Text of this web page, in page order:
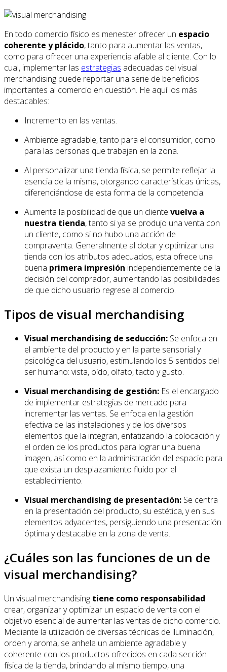
En todo comercio físico es menester ofrecer un espacio
coherente y plácido, tanto para aumentar las ventas,
como para ofrecer una experiencia afable al cliente. Con lo
cual, implementar las estrategias adecuadas del visual
merchandising puede reportar una serie de beneficios
importantes al comercio en cuestión. He aquí los más
destacables:
Incremento en las ventas.
Ambiente agradable, tanto para el consumidor, como
para las personas que trabajan en la zona.
Al personalizar una tienda física, se permite reflejar la
esencia de la misma, otorgando características únicas,
diferenciándose de esta forma de la competencia.
Aumenta la posibilidad de que un cliente vuelva a
nuestra tienda, tanto si ya se produjo una venta con
un cliente, como si no hubo una acción de
compraventa. Generalmente al dotar y optimizar una
tienda con los atributos adecuados, esta ofrece una
buena primera impresión independientemente de la
decisión del comprador, aumentando las posibilidades
de que dicho usuario regrese al comercio.
Tipos de visual merchandising
Visual merchandising de seducción: Se enfoca en
el ambiente del producto y en la parte sensorial y
psicológica del usuario, estimulando los 5 sentidos del
ser humano: vista, oído, olfato, tacto y gusto.
Visual merchandising de gestión: Es el encargado
de implementar estrategias de mercado para
incrementar las ventas. Se enfoca en la gestión
efectiva de las instalaciones y de los diversos
elementos que la integran, enfatizando la colocación y
el orden de los productos para lograr una buena
imagen, así como en la administración del espacio para
que exista un desplazamiento fluido por el
establecimiento.
Visual merchandising de presentación: Se centra
en la presentación del producto, su estética, y en sus
elementos adyacentes, persiguiendo una presentación
óptima y destacable en la zona de venta.
¿Cuáles son las funciones de un de
visual merchandising?
Un visual merchandising tiene como responsabilidad
crear, organizar y optimizar un espacio de venta con el
objetivo esencial de aumentar las ventas de dicho comercio.
Mediante la utilización de diversas técnicas de iluminación,
orden y aroma, se anhela un ambiente agradable y
coherente con los productos ofrecidos en cada sección
física de la tienda, brindando al mismo tiempo, una